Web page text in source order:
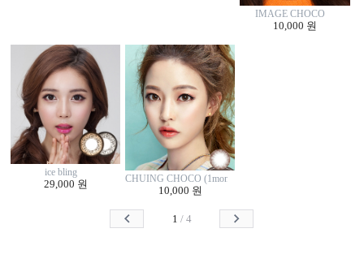
IMAGE CHOCO
10,000 원
ice bling
29,000 원 CHUING CHOCO (1monthly/2p)
10,000 원
1 / 4